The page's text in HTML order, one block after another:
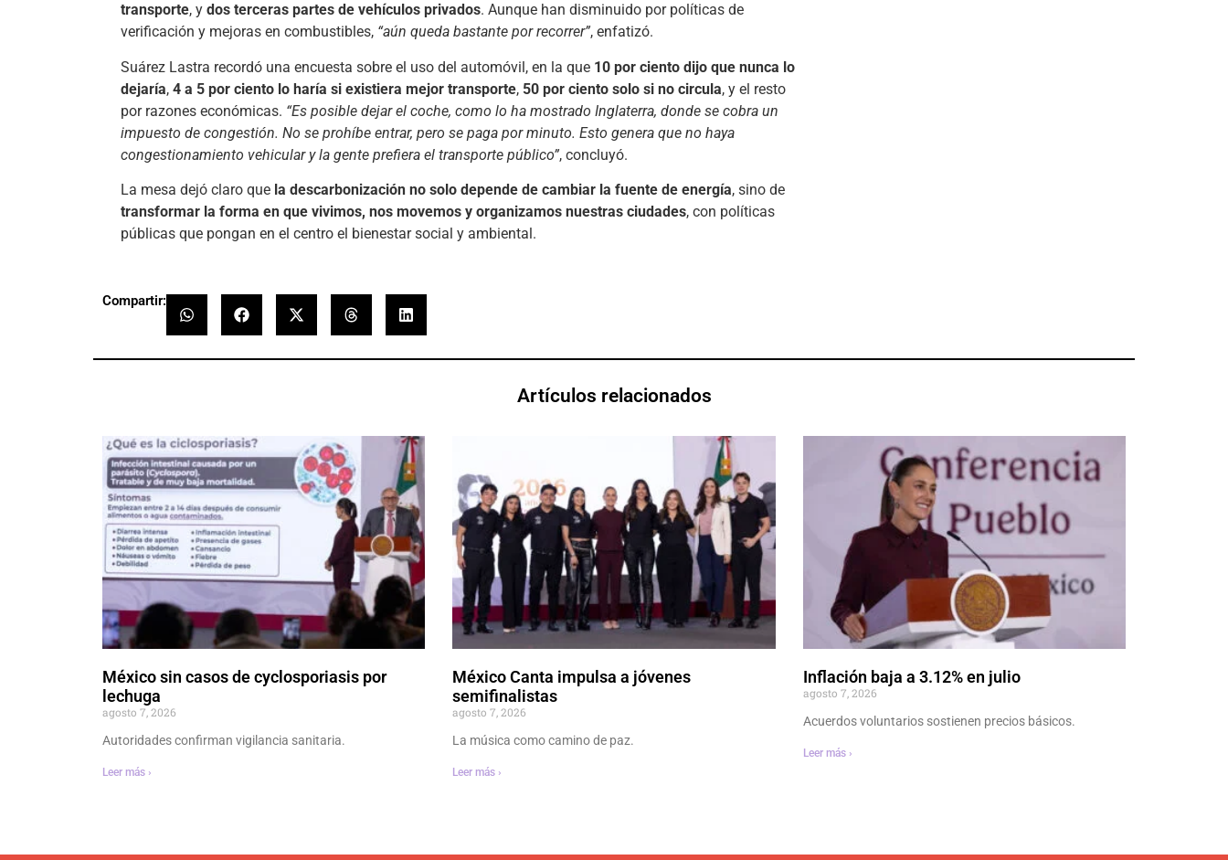
transporte, y dos terceras partes de vehículos privados. Aunque han disminuido por políticas de
verificación y mejoras en combustibles, “aún queda bastante por recorrer”, enfatizó.
Suárez Lastra recordó una encuesta sobre el uso del automóvil, en la que 10 por ciento dijo que nunca lo
dejaría, 4 a 5 por ciento lo haría si existiera mejor transporte, 50 por ciento solo si no circula, y el resto
por razones económicas. “Es posible dejar el coche, como lo ha mostrado Inglaterra, donde se cobra un
impuesto de congestión. No se prohíbe entrar, pero se paga por minuto. Esto genera que no haya
congestionamiento vehicular y la gente prefiera el transporte público”, concluyó.
La mesa dejó claro que la descarbonización no solo depende de cambiar la fuente de energía, sino de
transformar la forma en que vivimos, nos movemos y organizamos nuestras ciudades, con políticas
públicas que pongan en el centro el bienestar social y ambiental.
Compartir:
Artículos relacionados
México sin casos de cyclosporiasis por
lechuga
agosto 7, 2026
Autoridades confirman vigilancia sanitaria.
Leer más ›
México Canta impulsa a jóvenes
semifinalistas
agosto 7, 2026
La música como camino de paz.
Leer más ›
Inflación baja a 3.12% en julio
agosto 7, 2026
Acuerdos voluntarios sostienen precios básicos.
Leer más ›